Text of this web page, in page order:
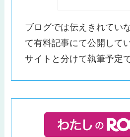
ブログでは伝えきれてい
て有料記事にて公開して
サイトと分けて執筆予定で